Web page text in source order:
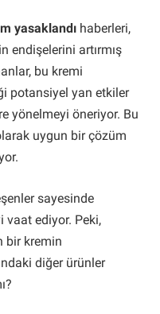
yasaklandı haberleri,
endişelerini artırmış
bu kremi
potansiyel yan etkiler
yönelmeyi öneriyor. Bu
uygun bir çözüm
sayesinde
ediyor. Peki,
bir kremin
diğer ürünler